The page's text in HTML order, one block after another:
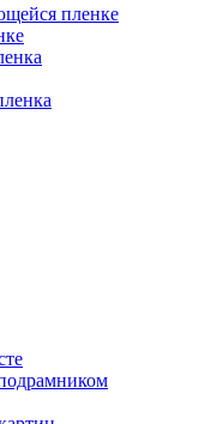
пленке